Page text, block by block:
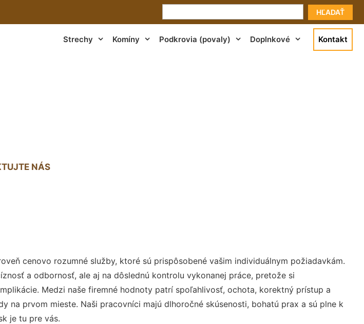
HĽADAŤ
Strechy Komíny Podkrovia (povaly) Doplnkové Kontakt
NÁS
cenovo rozumné služby, ktoré sú prispôsobené vašim individuálnym požiadavkám.
a odbornosť, ale aj na dôslednú kontrolu vykonanej práce, pretože si
Medzi naše firemné hodnoty patrí spoľahlivosť, ochota, korektný prístup a
na prvom mieste. Naši pracovníci majú dlhoročné skúsenosti, bohatú prax a sú plne k
je tu pre vás.